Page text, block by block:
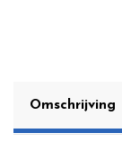
Omschrijving